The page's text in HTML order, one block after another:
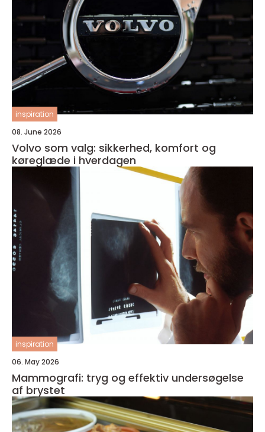
inspiration
08. June 2026
Volvo som valg: sikkerhed, komfort og
køreglæde i hverdagen
inspiration
06. May 2026
Mammografi: tryg og effektiv undersøgelse
af brystet